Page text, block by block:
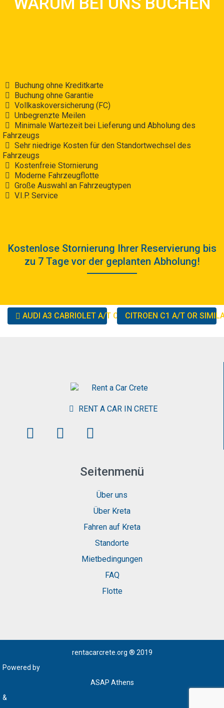
BUCHEN
Buchung ohne Kreditkarte
Buchung ohne Garantie
Vollkaskoversicherung (FC)
Unbegrenzte Meilen
Minimale Wartezeit bei Lieferung und Abholung des
Fahrzeugs
Sehr niedrige Kosten für den Standortwechsel des
Fahrzeugs
Kostenfreie Stornierung
Moderne Fahrzeugflotte
Große Auswahl an Fahrzeugtypen
V.I.P. Service
Kostenlose Stornierung Ihrer Reservierung bis
zu 7 Tage vor der geplanten Abholung!
Other
cars
AUDI A3 CABRIOLET A/T OR SIMILARCITROEN C1 A/T OR
RENT A CAR IN CRETE
Seitenmenü
Über uns
Über Kreta
Fahren auf Kreta
Standorte
Mietbedingungen
FAQ
Flotte
rentacarcrete.org ® 2019
Powered by
ASAP Athens
&